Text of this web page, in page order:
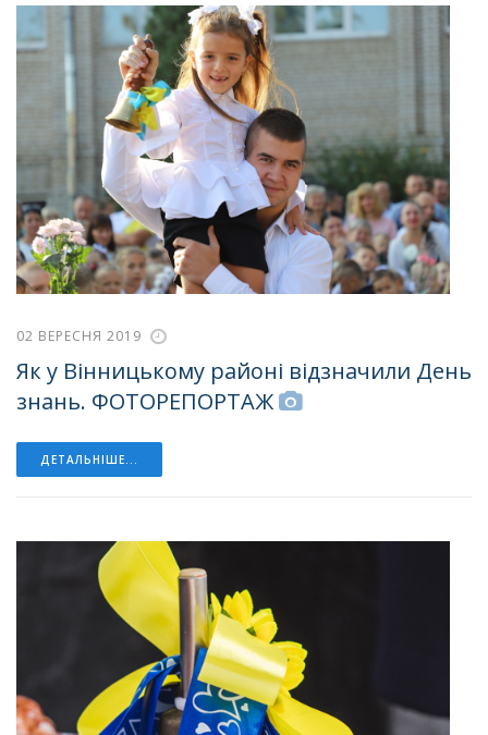
02 ВЕРЕСНЯ 2019
Як у Вінницькому районі відзначили День
знань. ФОТОРЕПОРТАЖ
ДЕТАЛЬНІШЕ...